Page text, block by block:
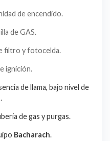
de encendido.
de GAS.
filtro y fotocelda.
ignición.
de llama, bajo nivel de
de gas y purgas.
Bacharach.